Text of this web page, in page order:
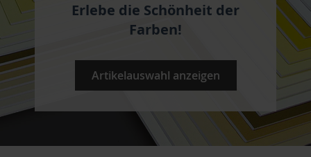
Erlebe die Schönheit der
Farben!
Artikelauswahl anzeigen